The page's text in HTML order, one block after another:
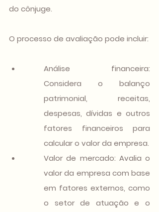
do cônjuge.
O processo de avaliação pode incluir:
Análise financeira:
Considera o balanço
patrimonial, receitas,
despesas, dívidas e outros
fatores financeiros para
calcular o valor da empresa.
Valor de mercado: Avalia o
valor da empresa com base
em fatores externos, como
o setor de atuação e o